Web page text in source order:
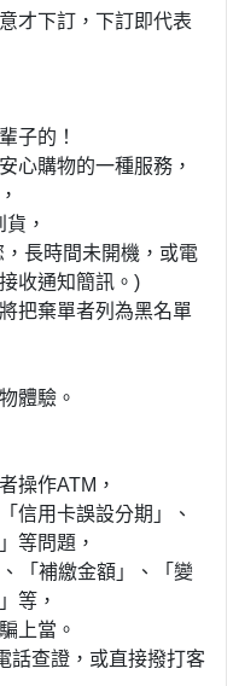
才下訂，下訂即代表
子的！
心購物的一種服務，
，
長時間未開機，或電
收通知簡訊。)
把棄單者列為黑名單
體驗。
操作ATM，
信用卡誤設分期」、
等問題，
「補繳金額」、「變
等，
上當。
話查證，或直接撥打客